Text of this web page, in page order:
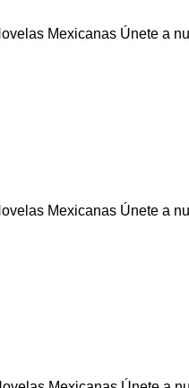
Mexicanas Únete a
Mexicanas Únete a